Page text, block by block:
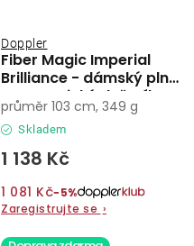
Fiber Magic Imperial
Brilliance - dámský plně
automatický deštník
Doppler
Skladem
1 138 Kč
1 081 Kč−5%
Zaregistrujte se ›
průměr 103 cm, 349 g